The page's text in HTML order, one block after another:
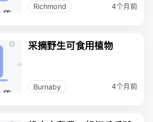
Richmond 4个月前
采摘野生可食用植物
Burnaby 4个月前